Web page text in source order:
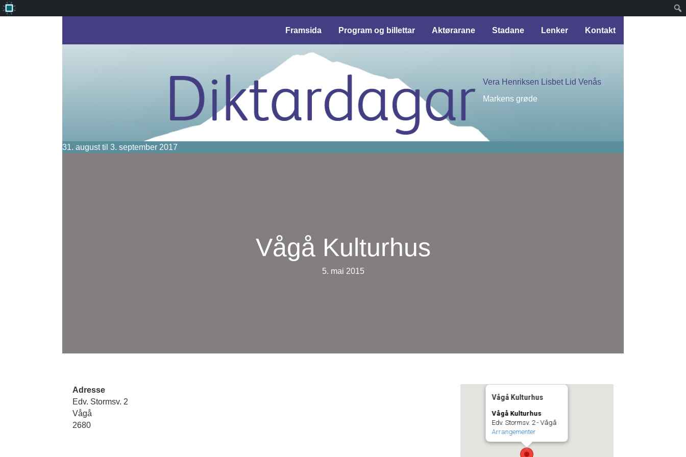
Om
Framsida Program og billettar Aktørarane Stadane Lenker Kontakt
Vera Henriksen Lisbet Lid Venås
Markens grøde
31. august til 3. september 2017
Vågå Kulturhus
5. mai 2015
Vågå Kulturhus
Vågå Kulturhus
Edv. Stormsv. 2 - Vågå
Arrangementer
Adresse
Edv. Stormsv. 2
Vågå
2680